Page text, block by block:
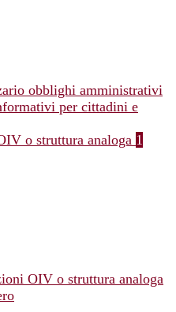
obblighi amministrativi
per cittadini e
o struttura analoga 1
OIV o struttura analoga